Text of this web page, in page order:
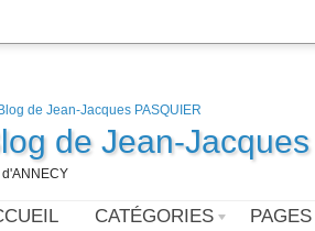
de Jean-
d'ANNECY
CATÉGORIES PAGES